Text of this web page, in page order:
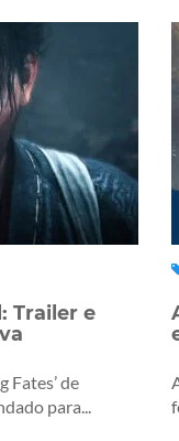
Trailer e
Fates’ de
para...